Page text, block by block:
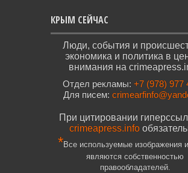
КРЫМ СЕЙЧАС
Люди, события и
экономика и политика в
внимания на
Отдел рекламы: +7 (978) 977
Для писем:
При цитировании
crimeapress.info
*Все используемые изображения
являются собственностью
правообладателей.